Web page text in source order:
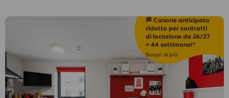
Account Lingua
Chinese Español
Deutsch
Italian French
🏁 Canone anticipato
ridotto per contratti
di locazione da 26/27
+ 44 settimane!*
Scopri di più